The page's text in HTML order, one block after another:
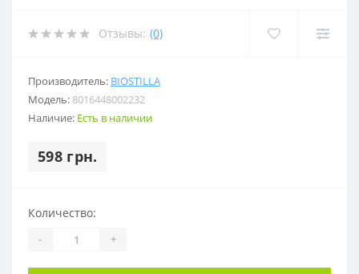
Отзывы: (0)
Производитель: BIOSTILLA
Модель: 8016448002232
Наличие: Есть в наличии
598 грн.
Количество:
- +